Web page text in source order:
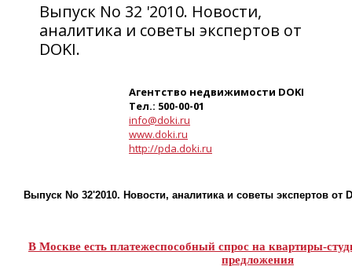
Выпуск No 32 '2010. Новости,
аналитика и советы экспертов от
DOKI.
Агентство недвижимости DOKI
Тел.: 500-00-01
info@doki.ru
www.doki.ru
http://pda.doki.ru
Выпуск No 32'2010. Новости, аналитика и советы экспертов от
В Москве есть платежеспособный спрос на квартиры-
предложения